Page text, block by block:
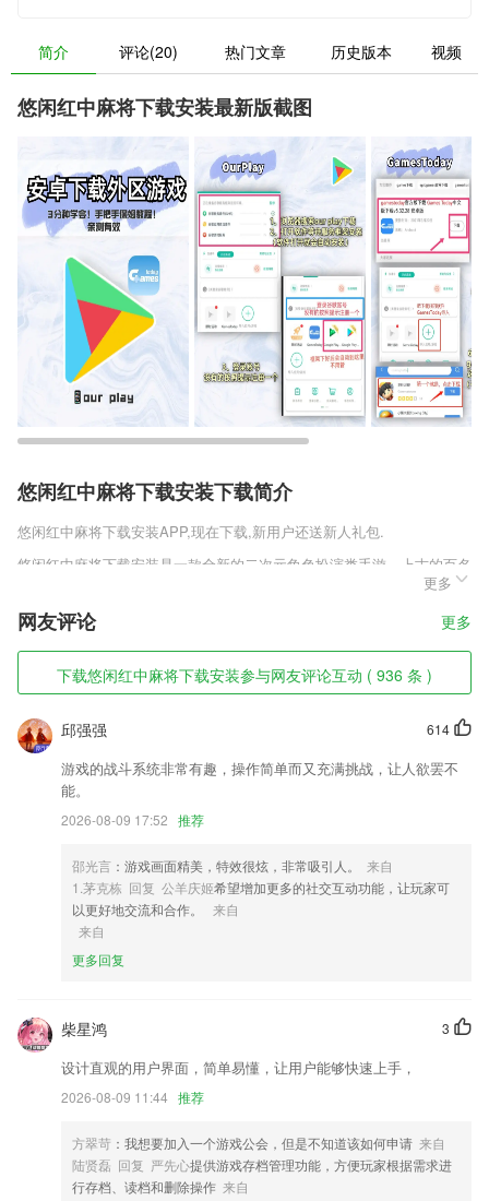
简介 评论(20) 热门文章 历史版本 视频
悠闲红中麻将下载安装最新版截图
悠闲红中麻将下载安装下载简介
悠闲红中麻将下载安装APP,现在下载,新用户还送新人礼包.
悠闲红中麻将下载安装是一款全新的二次元角色扮演类手游，上古的百名
的英雄都会在这里奇齐聚，史诗的魔幻战斗一触即发，这是一场充满智慧
与勇敢战斗的游戏，闪烁之光3D官方新版本v1.1.6游戏还为玩家准备了许
多贴心的游戏福利，登录7天就能获得娜迦公主和超多的线上礼包等你来
领取，还在等什么快来趣趣手游网下载吧。
悠闲红中麻将下载安装软件特色
1,根据提供的趣味游戏，打开就能马上学习
2,用地图就近找心仪车辆(亦可自定条件),自助下单。快来租邻居Ta的车,
来场美丽邂逅吧。
3,视频课堂，请有专业的指导老师进行试题讲解解析，帮助用户更加高效
的领悟掌握；
4,剪映官方免费版醒图国际版app轻颜相机最新版本2023醒图相机软件醒
图官方正版faceu激萌美颜相机最新版本faceu激萌相机最新版本2023剪
映专业版app2023激萌相机faceu官方版黑罐头手机版激萌快手相机软件
醒图专业版剪映经典版本剪映00最新版本2023新版剪映ios版本醒图ios版
轻颜相机苹果版免费版苹果faceu激萌最新版本剪映专业版pc端
6,以派语为依据创建家族树、全景图清晰明了， 代际关系明确
悠闲红中麻将下载安装软件优势
1.：抬手间，难题灰飞烟灭，轻轻松松即可快速查找答案；
2.·专项课程是非常多的，可为各行业从业者提供学习上的帮助
3.方言语音读题，提供卫藏、安多、康巴三种方言的题库朗读，符合广大
更多
网友评论 更多
下载悠闲红中麻将下载安装参与网友评论互动 ( 936 条 )
614
邱强强
游戏的战斗系统非常有趣，操作简单而又充满挑战，让人欲罢不
能。
2026-08-09 17:52 推荐
邵光言 ：游戏画面精美，特效很炫，非常吸引人。
来自
1.茅克栋 回复 公羊庆姬希望增加更多的社交互动功能，让玩家可
以更好地交流和合作。
来自
来自
更多回复
3
柴星鸿
设计直观的用户界面，简单易懂，让用户能够快速上手，
2026-08-09 11:44 推荐
方翠苛 ：我想要加入一个游戏公会，但是不知道该如何申请 来自
陆贤磊 回复 严先心提供游戏存档管理功能，方便玩家根据需求进
行存档、读档和删除操作 来自